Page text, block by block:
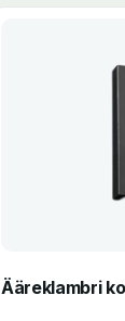
Ääreklambri